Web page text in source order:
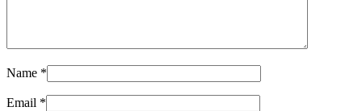
Name *
Email *